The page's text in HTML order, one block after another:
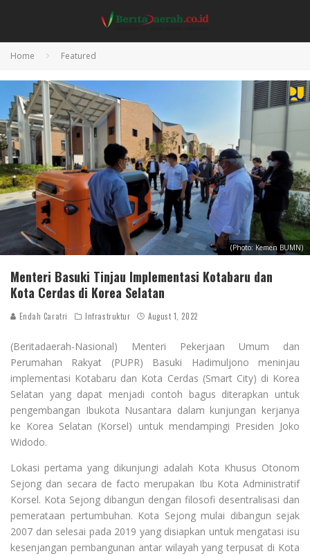
Home Featured
(Photo: Kemen BUMN)
Menteri Basuki Tinjau Implementasi Kotabaru dan
Kota Cerdas di Korea Selatan
Endah Caratri Infrastruktur August 1, 2022
(Beritadaerah-Nasional) Menteri Pekerjaan Umum dan
Perumahan Rakyat (PUPR) Basuki Hadimuljono meninjau
implementasi Kotabaru dan Kota Cerdas (Smart City) di Korea
Selatan yang dapat menjadi contoh bagus diterapkan untuk
pengembangan Ibukota Nusantara dalam kunjungan kerjanya
ke Korea Selatan (Korsel) untuk mendampingi Presiden Joko
Widodo.
Lokasi pertama yang dikunjungi adalah Kota Khusus Otonom
Sejong dan secara de facto merupakan Ibu Kota Administratif
Korsel. Kota Sejong dibangun dengan filosofi desentralisasi dan
pemerataan pertumbuhan. Kota Sejong mulai dibangun sejak
2007 dan selesai pada 2019 yang disiapkan untuk mengatasi isu
kesenjangan pembangunan antar wilayah yang terpusat di Kota